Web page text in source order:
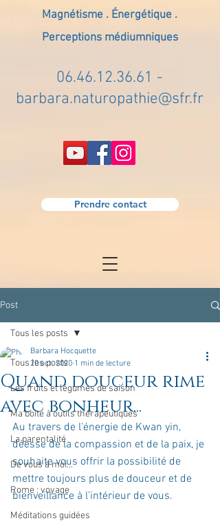
Magnétisme . Énergétique .
Perceptions médiumniques
06.46.12.36.61 -
barbara.naturopathie@sfr.fr
Prendre contact
Post
Tous les posts
Les fruits et légumes de saison
Ma boîte à outils thérapeutiques
La parentalité
De vous à moi...
Rome : voyage
Méditations guidées
Tous les posts
Quand douceur rime
avec bonheur...
Barbara Hocquette
20 oct. 2020 1 min de lecture
Au travers de l'énergie de Kwan yin,
déesse de la compassion et de la paix, je
souhaite vous offrir la possibilité de
mettre toujours plus de douceur et de
bienveillance à l’intérieur de vous.